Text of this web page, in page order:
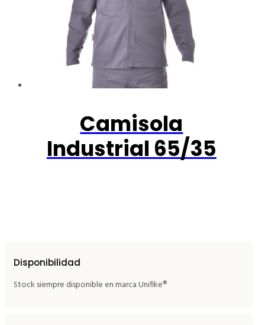
Camisola
Industrial 65/35
Disponibilidad
Stock siempre disponible en marca Unifike®